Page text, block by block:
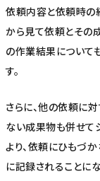
依頼内容と依頼時の
から見て依頼とその
の作業結果について
す。
さらに、他の依頼に
ない成果物も併せて
より、依頼にひもづ
に記録されることにな